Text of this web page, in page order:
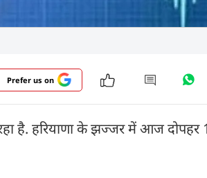
Prefer us on
है. हरियाणा के झज्जर में आज दोपहर